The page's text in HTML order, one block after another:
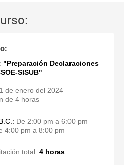
"Preparación Declaraciones
SISUB"
de enero del 2024
de 4 horas
De 2:00 pm a 6:00 pm
4:00 pm a 8:00 pm
total: 4 horas